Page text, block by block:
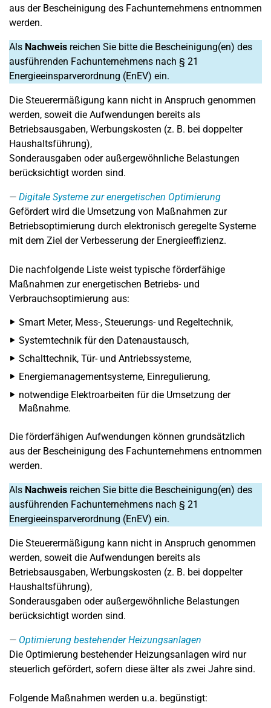
aus der Bescheinigung des Fachunternehmens entnommen
werden.
Als Nachweis reichen Sie bitte die Bescheinigung(en) des
ausführenden Fachunternehmens nach § 21
Energieeinsparverordnung (EnEV) ein.
Die Steuerermäßigung kann nicht in Anspruch genommen
werden, soweit die Aufwendungen bereits als
Betriebsausgaben, Werbungskosten (z. B. bei doppelter
Haushaltsführung),
Sonderausgaben oder außergewöhnliche Belastungen
berücksichtigt worden sind.
Digitale Systeme zur energetischen Optimierung
Gefördert wird die Umsetzung von Maßnahmen zur
Betriebsoptimierung durch elektronisch geregelte Systeme
mit dem Ziel der Verbesserung der Energieeffizienz.
Die nachfolgende Liste weist typische förderfähige
Maßnahmen zur energetischen Betriebs- und
Verbrauchsoptimierung aus:
Smart Meter, Mess-, Steuerungs- und Regeltechnik,
Systemtechnik für den Datenaustausch,
Schalttechnik, Tür- und Antriebssysteme,
Energiemanagementsysteme, Einregulierung,
notwendige Elektroarbeiten für die Umsetzung der
Maßnahme.
Die förderfähigen Aufwendungen können grundsätzlich
aus der Bescheinigung des Fachunternehmens entnommen
werden.
Als Nachweis reichen Sie bitte die Bescheinigung(en) des
ausführenden Fachunternehmens nach § 21
Energieeinsparverordnung (EnEV) ein.
Die Steuerermäßigung kann nicht in Anspruch genommen
werden, soweit die Aufwendungen bereits als
Betriebsausgaben, Werbungskosten (z. B. bei doppelter
Haushaltsführung),
Sonderausgaben oder außergewöhnliche Belastungen
berücksichtigt worden sind.
Optimierung bestehender Heizungsanlagen
Die Optimierung bestehender Heizungsanlagen wird nur
steuerlich gefördert, sofern diese älter als zwei Jahre sind.
Folgende Maßnahmen werden u.a. begünstigt: